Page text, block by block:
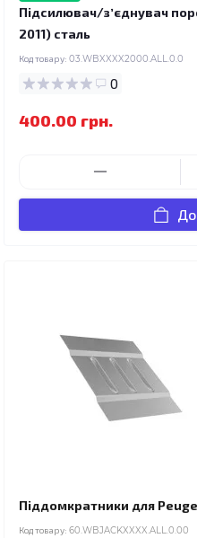
Підсилювач/зʼєднувач
2011) сталь
Код товару: 03.WBXXXX2000.ALL.0.0
0
400.00 грн.
Піддомкратники для
Код товару: 60.WBJACKXXXX.ALL.0.00